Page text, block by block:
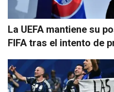
La UEFA mantiene su
FIFA tras el intento de